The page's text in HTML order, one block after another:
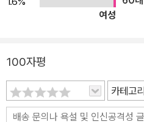
여성
100자평
카테고리